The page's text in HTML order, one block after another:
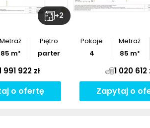
+2
Metraż
85 m²
Piętro
parter
922 zł
o ofertę
Pokoje
4
Metraż
85 m²
1 020 612
Zapytaj o